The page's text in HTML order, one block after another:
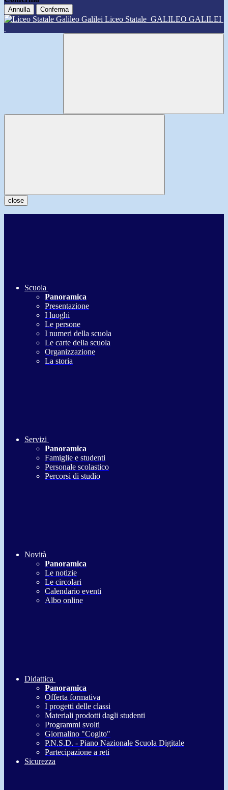
Annulla Conferma
Liceo Statale GALILEO GALILEI
close
Scuola
Panoramica
Presentazione
I luoghi
Le persone
I numeri della scuola
Le carte della scuola
Organizzazione
La storia
Servizi
Panoramica
Famiglie e studenti
Personale scolastico
Percorsi di studio
Novità
Panoramica
Le notizie
Le circolari
Calendario eventi
Albo online
Didattica
Panoramica
Offerta formativa
I progetti delle classi
Materiali prodotti dagli studenti
Programmi svolti
Giornalino "Cogito"
P.N.S.D. - Piano Nazionale Scuola Digitale
Partecipazione a reti
Sicurezza